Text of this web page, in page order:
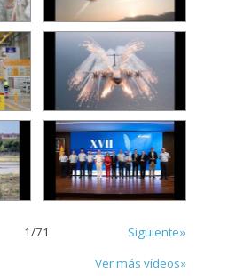
1/71
Siguiente»
Ver más vídeos»